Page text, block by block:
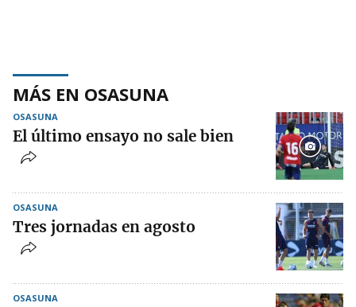
MÁS EN OSASUNA
OSASUNA
El último ensayo no sale bien
OSASUNA
Tres jornadas en agosto
OSASUNA